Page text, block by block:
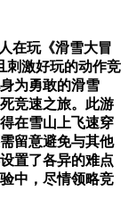
人在玩《滑雪大冒
刺激好玩的动作竞
为勇敢的滑雪
竞速之旅。此游
在雪山上飞速穿
留意避免与其他
置了各异的难点
中，尽情领略竞